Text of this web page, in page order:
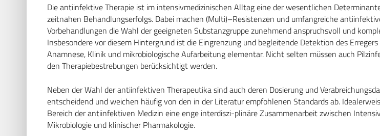
Die antiinfektive Therapie ist im intensivmedizinischen Alltag eine der wesentlichen
zeitnahen Behandlungserfolgs. Dabei machen (Multi)–Resistenzen und umfangreiche
Vorbehandlungen die Wahl der geeigneten Substanzgruppe zunehmend anspruchsvoll und
Insbesondere vor diesem Hintergrund ist die Eingrenzung und begleitende Detektion des Erregers
Anamnese, Klinik und mikrobiologische Aufarbeitung elementar. Nicht selten müssen auch
den Therapiebestrebungen berücksichtigt werden.
Neben der Wahl der antiinfektiven Therapeutika sind auch deren Dosierung und
entscheidend und weichen häufig von den in der Literatur empfohlenen Standards ab.
Bereich der antiinfektiven Medizin eine enge interdiszi-plinäre Zusammenarbeit zwischen
Mikrobiologie und klinischer Pharmakologie.